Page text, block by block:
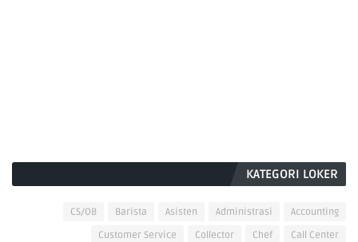
KATEGORI LOKER
Accounting
Administrasi
Asisten
Barista
CS/OB
Call Center
Chef
Collector
Customer Service